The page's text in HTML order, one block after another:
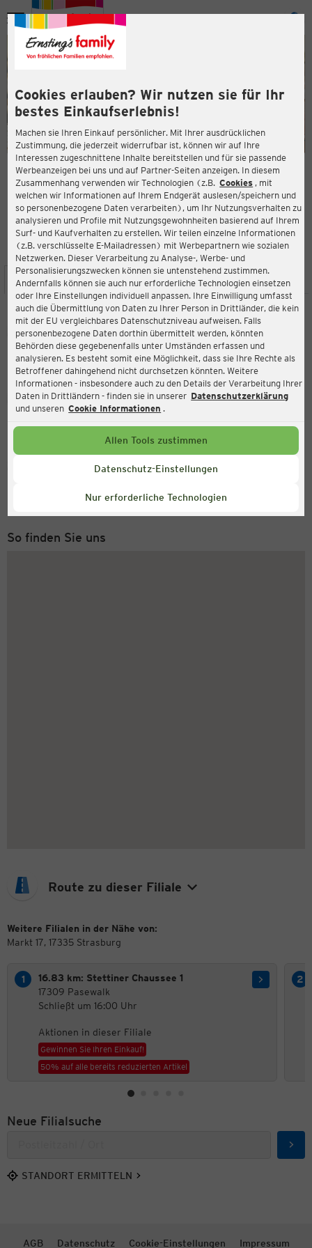
Cookies erlauben? Wir nutzen sie für Ihr
bestes Einkaufserlebnis!
Machen sie Ihren Einkauf persönlicher. Mit Ihrer ausdrücklichen
Zustimmung, die jederzeit widerrufbar ist, können wir auf Ihre
Interessen zugeschnittene Inhalte bereitstellen und für sie passende
Werbeanzeigen bei uns und auf Partner-Seiten anzeigen. In diesem
Zusammenhang verwenden wir Technologien (z.B. Cookies , mit
welchen wir Informationen auf Ihrem Endgerät auslesen/speichern und
so personenbezogene Daten verarbeiten), um Ihr Nutzungsverhalten zu
analysieren und Profile mit Nutzungsgewohnheiten basierend auf Ihrem
Surf- und Kaufverhalten zu erstellen. Wir teilen einzelne Informationen
(z.B. verschlüsselte E-Mailadressen) mit Werbepartnern wie sozialen
Netzwerken. Dieser Verarbeitung zu Analyse-, Werbe- und
Personalisierungszwecken können sie untenstehend zustimmen.
Andernfalls können sie auch nur erforderliche Technologien einsetzen
oder Ihre Einstellungen individuell anpassen. Ihre Einwilligung umfasst
auch die Übermittlung von Daten zu Ihrer Person in Drittländer, die kein
mit der EU vergleichbares Datenschutzniveau aufweisen. Falls
personenbezogene Daten dorthin übermittelt werden, könnten
Behörden diese gegebenenfalls unter Umständen erfassen und
analysieren. Es besteht somit eine Möglichkeit, dass sie Ihre Rechte als
Betroffener dahingehend nicht durchsetzen könnten. Weitere
Informationen - insbesondere auch zu den Details der Verarbeitung Ihrer
Daten in Drittländern - finden sie in unserer Datenschutzerklärung
und unseren Cookie Informationen .
Allen Tools zustimmen
Datenschutz-Einstellungen
Nur erforderliche Technologien
Menü
ERNSTING'S FAMILY FILIALE
Markt 17
17335 Strasburg
4,6
Bewertung:
STANDORT SERVICES SORTIMENT AKTIONEN
Ernsting's family
Markt 17, 17335 Strasburg
Aktuell:
Geöffnet
Service Hotline
Montag bis Freitag 8-18 Uhr
So finden Sie uns
Route zu dieser Filiale
Weitere Filialen in der Nähe von:
Markt 17, 17335 Strasburg
16.83 km: Stettiner Chaussee 1
17309 Pasewalk
Schließt um 16:00 Uhr
Aktionen in dieser Filiale
Gewinnen Sie Ihren Einkauf!
50% auf alle bereits reduzierten Artikel
Neue Filialsuche
STANDORT ERMITTELN
AGB Datenschutz Cookie-Einstellungen Impressum